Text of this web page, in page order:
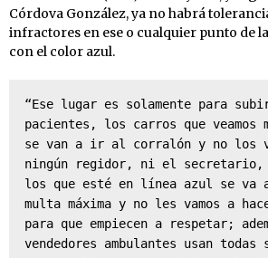
Córdova González, ya no habrá
infractores en ese o cualquier punto de
con el color azul.
“Ese lugar es solamente para
pacientes, los carros que veamos
se van a ir al corralón y no los
ningún regidor, ni el
los que esté en línea azul se va
multa máxima y no les vamos a
para que empiecen a respetar;
vendedores ambulantes usan todas